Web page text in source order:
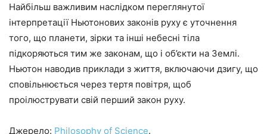
Найбільш важливим наслідком переглянутої
інтерпретації Ньютонових законів руху є уточнення
того, що планети, зірки та інші небесні тіла
підкоряються тим же законам, що і об’єкти на Землі.
Ньютон наводив приклади з життя, включаючи дзигу, що
сповільнюється через тертя повітря, щоб
проілюструвати свій перший закон руху.
Джерело: Philosophy of Science.